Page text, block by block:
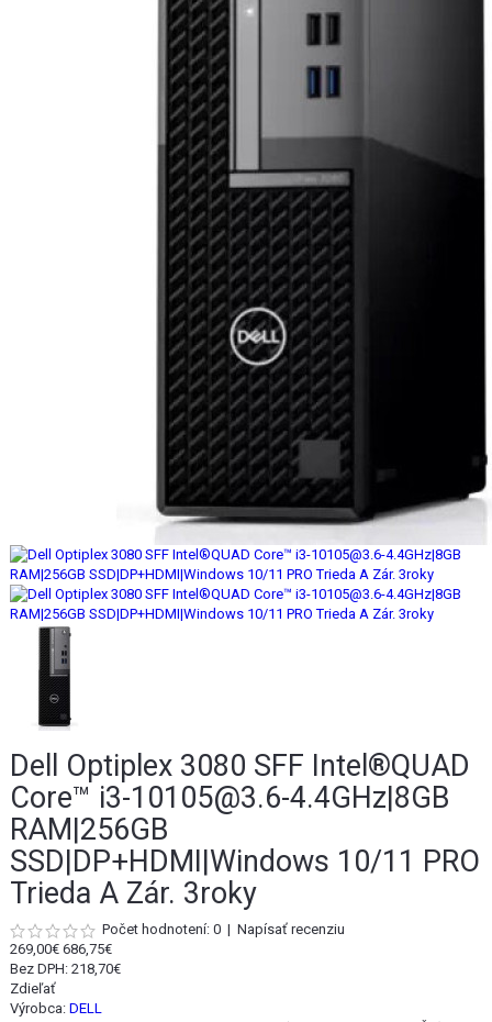
Dell Optiplex 3080 SFF Intel®QUAD
Core™ i3-10105@3.6-4.4GHz|8GB
RAM|256GB
SSD|DP+HDMI|Windows 10/11 PRO
Trieda A Zár. 3roky
Počet hodnotení: 0 | Napísať recenziu
269,00€ 686,75€
Bez DPH: 218,70€
Zdieľať
Výrobca: DELL